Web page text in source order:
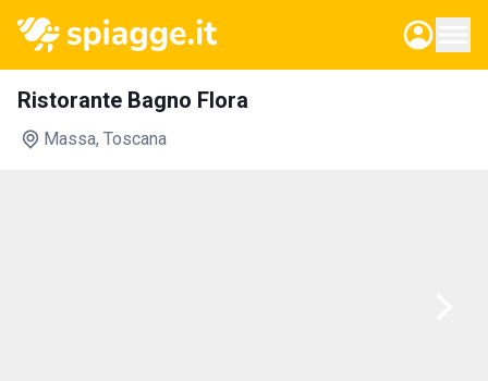
Ristorante Bagno Flora
Massa, Toscana